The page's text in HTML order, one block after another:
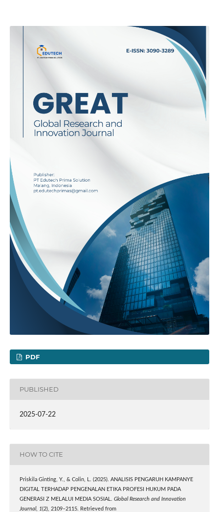
PDF
PUBLISHED
2025-07-22
HOW TO CITE
Priskila Ginting, Y., & Colin, L. (2025). ANALISIS PENGARUH KAMPANYE
DIGITAL TERHADAP PENGENALAN ETIKA PROFESI HUKUM PADA
GENERASI Z MELALUI MEDIA SOSIAL. Global Research and Innovation
Journal, 1(2), 2109–2115. Retrieved from